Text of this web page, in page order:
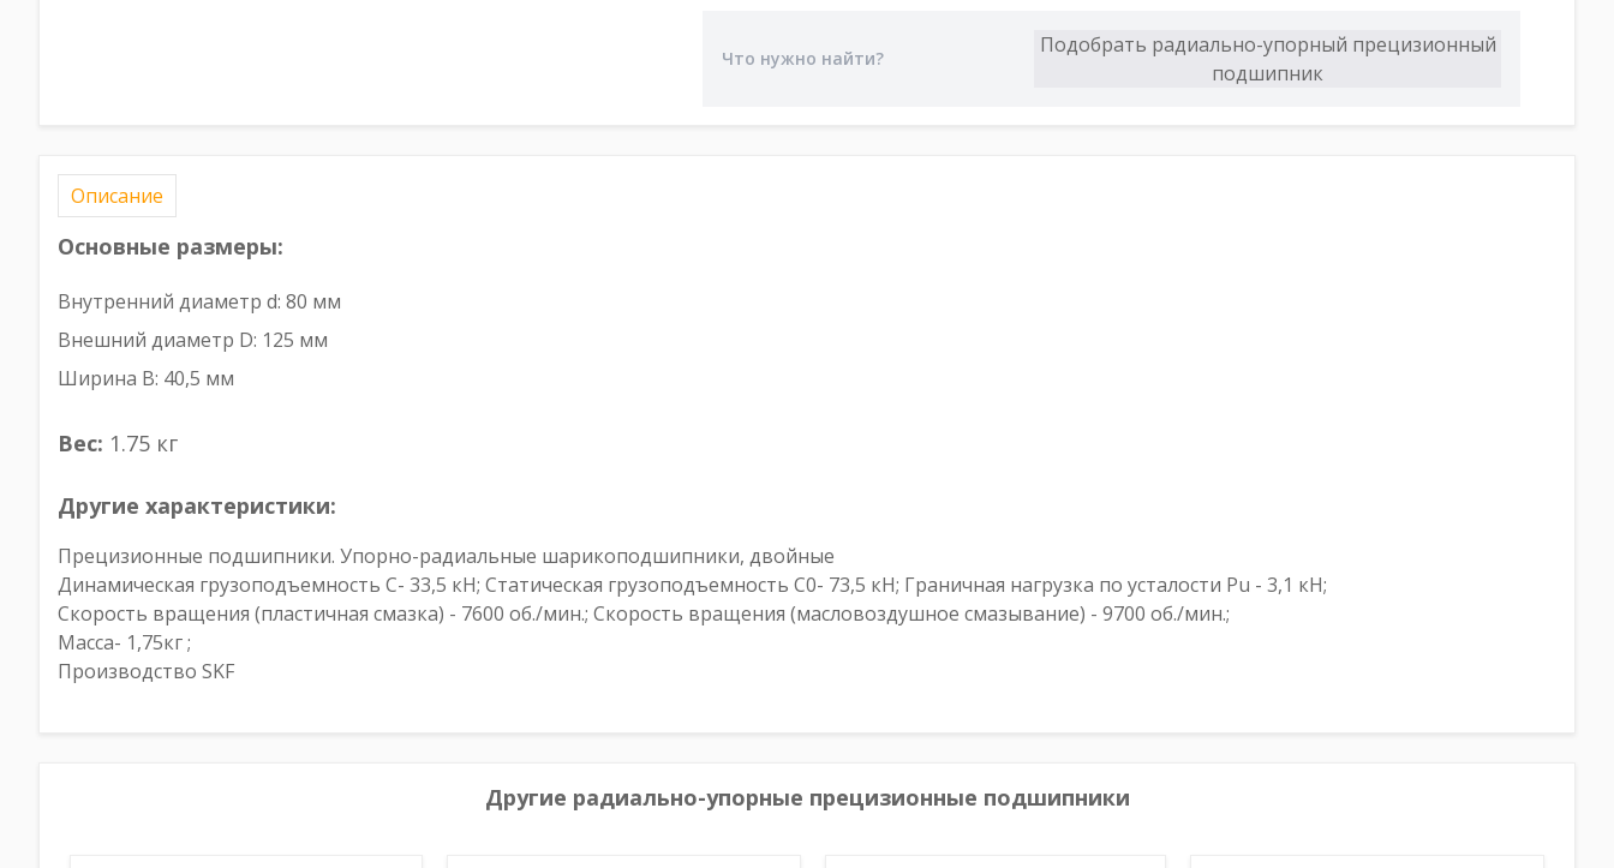
Описание
Основные размеры:
Внутренний диаметр d: 80 мм
Внешний диаметр D: 125 мм
Ширина B: 40,5 мм
Вес: 1.75 кг
Другие характеристики:
Прецизионные подшипники. Упорно-радиальные шарикоподшипники, двойные
Динамическая грузоподъемность С- 33,5 кН; Статическая грузоподъемность С0- 73,5 кН; Граничная нагрузка по усталости Pu - 3,1 кН;
Скорость вращения (пластичная смазка) - 7600 об./мин.; Скорость вращения (масловоздушное смазывание) - 9700 об./мин.;
Масса- 1,75кг ;
Производство SKF
Другие радиально-упорные прецизионные подшипники